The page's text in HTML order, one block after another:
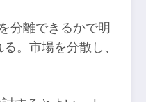
分離できるかで明
。市場を分散し、